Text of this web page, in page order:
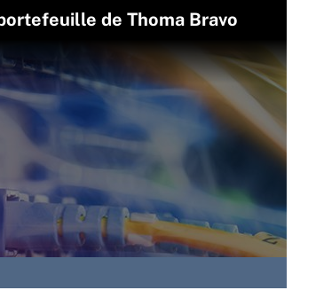
de Thoma Bravo